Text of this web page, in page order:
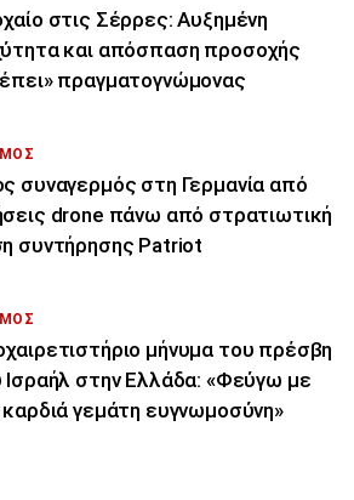
στις Σέρρες: Αυξημένη
και απόσπαση προσοχής
πραγματογνώμονας
συναγερμός στη Γερμανία από
drone πάνω από στρατιωτική
συντήρησης Patriot
μήνυμα του πρέσβη
Ισραήλ στην Ελλάδα: «Φεύγω με
καρδιά γεμάτη ευγνωμοσύνη»